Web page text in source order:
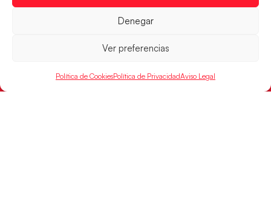
Denegar
Ver preferencias
Política de CookiesPolítica de PrivacidadAviso Legal
RFEBM © 2024. Todos los derechos reservados –
Desarrollado por